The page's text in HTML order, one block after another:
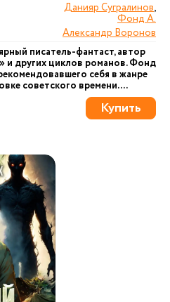
Данияр Сугралинов,
Фонд А.
Александр Воронов
писатель-фантаст, автор
и других циклов романов. Фонд
себя в жанре
советского времени....
Купить